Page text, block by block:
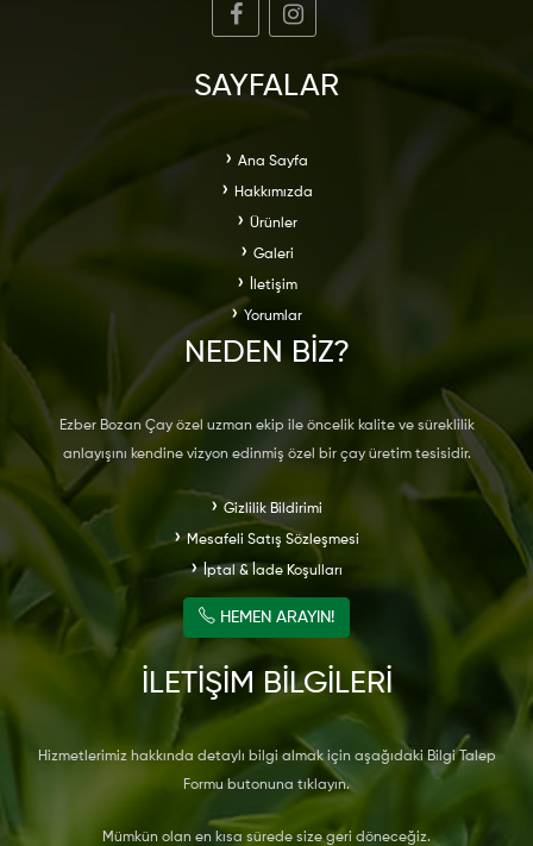
SAYFALAR
Ana Sayfa
Hakkımızda
Ürünler
Galeri
İletişim
Yorumlar
NEDEN BİZ?
Ezber Bozan Çay özel uzman ekip ile öncelik kalite ve süreklilik
anlayışını kendine vizyon edinmiş özel bir çay üretim tesisidir.
Gizlilik Bildirimi
Mesafeli Satış Sözleşmesi
İptal & İade Koşulları
HEMEN ARAYIN!
İLETİŞİM BİLGİLERİ
Hizmetlerimiz hakkında detaylı bilgi almak için aşağıdaki Bilgi Talep
Formu butonuna tıklayın.
Mümkün olan en kısa sürede size geri döneceğiz.